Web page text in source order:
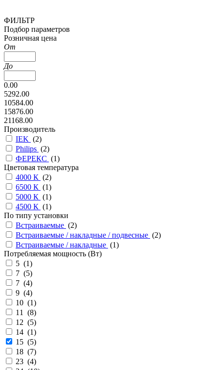
ФИЛЬТР
Подбор параметров
Розничная цена
От
До
0.00
5292.00
10584.00
15876.00
21168.00
Производитель
IEK (2)
Philips (2)
ФЕРЕКС (1)
Цветовая температура
4000 К (2)
6500 К (1)
5000 К (1)
4500 К (1)
По типу установки
Встраиваемые (2)
Встраиваемые / накладные / подвесные (2)
Встраиваемые / накладные (1)
Потребляемая мощность (Вт)
5 (1)
7 (5)
7 (4)
9 (4)
10 (1)
11 (8)
12 (5)
14 (1)
15 (5)
18 (7)
23 (4)